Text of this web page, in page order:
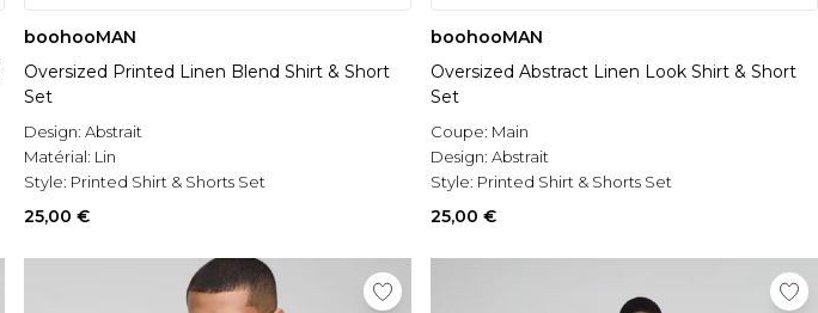
boohooMAN
Oversized Printed Linen Blend Shirt & Short
Set
Design: Abstrait
Matérial: Lin
Style: Printed Shirt & Shorts Set
25,00 €
boohooMAN
Oversized Abstract Linen Look Shirt & Short
Set
Coupe: Main
Design: Abstrait
Style: Printed Shirt & Shorts Set
25,00 €